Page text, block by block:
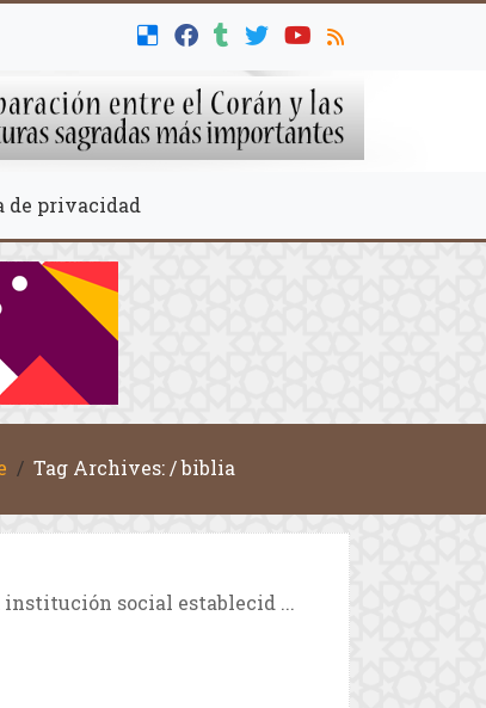
de privacidad
Tag Archives: / biblia
social establecid ...